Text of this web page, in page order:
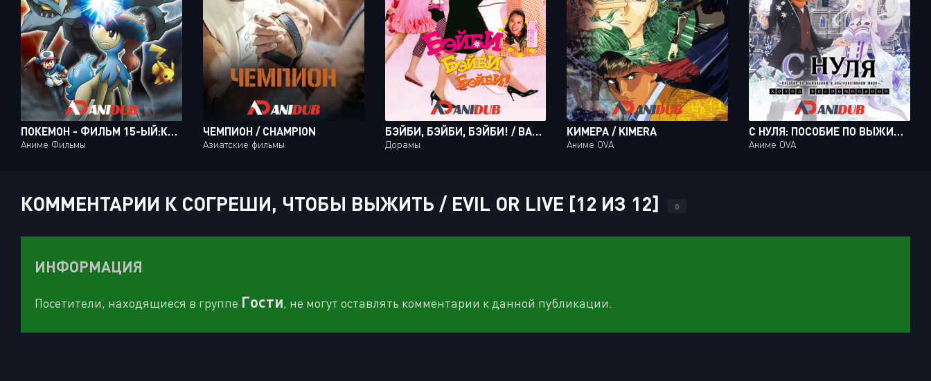
ПОКЕМОН - ФИЛЬМ 15-ЫЙ:КЮРЕМ ПРОТИВ МЕЧНИКА СПРАВЕДЛИВОСТИ / KYUREM VS. THE SWORD OF JUSTICE
Аниме Фильмы
ЧЕМПИОН / CHAMPION
Азиатские фильмы
БЭЙБИ, БЭЙБИ, БЭЙБИ! / BABY, BABY, BABY
Дорамы
КИМЕРА / KIMERA
Аниме OVA
С НУЛЯ: ПОСОБИЕ ПО ВЫЖИВАНИЮ В АЛЬТЕРНАТИВНОМ МИРЕ - ХОЛОД ВОСПОМИНАНИЙ / RE: ZERO KARA HAJIMERU ISEKAI SEIKATSU - MEMORY SNOW
Аниме OVA
КОММЕНТАРИИ К СОГРЕШИ, ЧТОБЫ ВЫЖИТЬ / EVIL OR LIVE [12 ИЗ 12] 0
ИНФОРМАЦИЯ
Посетители, находящиеся в группе Гости, не могут оставлять комментарии к данной публикации.